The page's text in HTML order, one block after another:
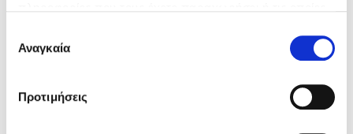
των υπηρεσιών τους. Αν συνεχίσετε να χρησιμοποιείτε
την ιστοσελίδα μας, συναινείτε στη χρήση των cookies
συγκατάθεσης
Αναγκαία
Προτιμήσεις